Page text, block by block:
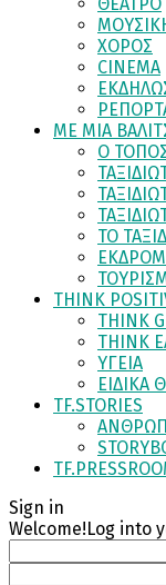
ΧΟΡΟΣ
CINEMA
ΜΕ ΜΙΑ
Ο
ΤΟ
THINK
THINK
THINK
ΥΓΕΙΑ
ΕΙΔΙΚΑ
TF.STORIES
Sign in
Welcome!Log into